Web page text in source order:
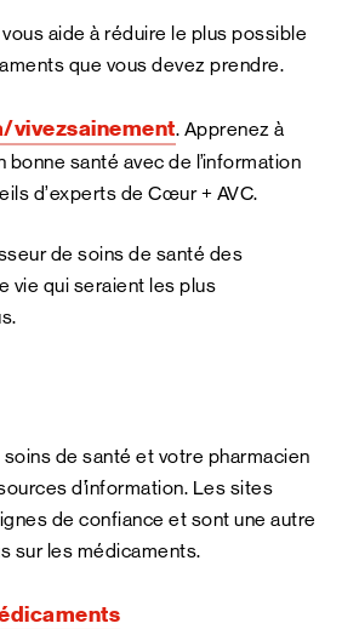
aide à réduire le plus possible
que vous devez prendre.
vivezsainement. Apprenez à
santé avec de l’information
d’experts de Cœur + AVC.
de soins de santé des
vie qui seraient les plus
de santé et votre pharmacien
d’information. Les sites
de confiance et sont une autre
sur les médicaments.